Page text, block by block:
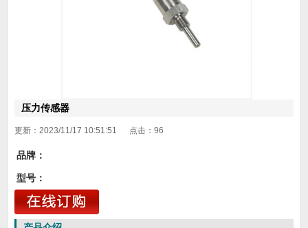
压力传感器
更新：2023/11/17 10:51:51 点击： 96
品牌：
型号：